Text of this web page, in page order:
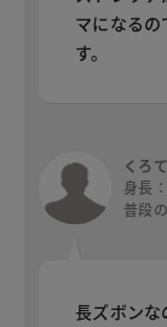
マになる
す。
くろ
身長
普段
長ズボンな